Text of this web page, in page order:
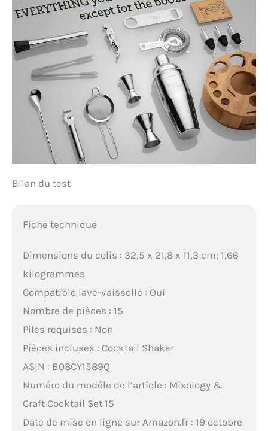
Bilan du test
Fiche technique
Dimensions du colis : 32,5 x 21,8 x 11,3 cm; 1,66
kilogrammes
Compatible lave-vaisselle : Oui
Nombre de pièces : 15
Piles requises : Non
Pièces incluses : Cocktail Shaker
ASIN : B08CY1589Q
Numéro du modèle de l’article : Mixology &
Craft Cocktail Set 15
Date de mise en ligne sur Amazon.fr : 19 octobre